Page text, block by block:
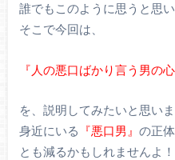
誰でもこのように思うと思い
そこで今回は、
『人の悪口ばかり言う男の心
を、説明してみたいと思いま
身近にいる 『悪口男』 の正
とも減るかもしれませんよ！